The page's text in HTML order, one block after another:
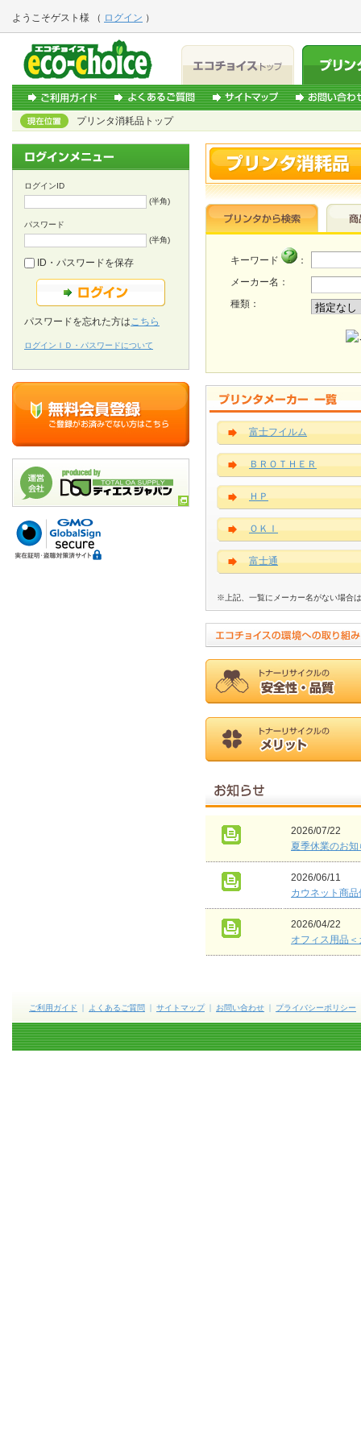
プリンタ消耗品トップ
キーワード
：
メーカー名：
種類：
富士フイルム
ＢＲＯＴＨＥＲ
ＨＰ
ＯＫＩ
富士通
※上記、一覧にメーカー名がない場合
2026/07/22
夏季休業のお知
2026/06/11
カウネット商
2026/04/22
オフィス用品
ログインID
(半角)
パスワード
(半角)
ID・パスワードを保存
パスワードを忘れた方はこちら
ログインＩＤ・パスワードについて
ご利用ガイド よくあるご質問 サイトマップ お問い合わせ プライバシーポリシー
ようこそゲスト様 （ ログイン ）